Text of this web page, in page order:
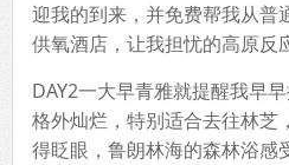
迎我的到来，并免费帮我从普
供氧酒店，让我担忧的高原反
DAY2一大早青雅就提醒我早
格外灿烂，特别适合去往林芝
得眨眼，鲁朗林海的森林浴感